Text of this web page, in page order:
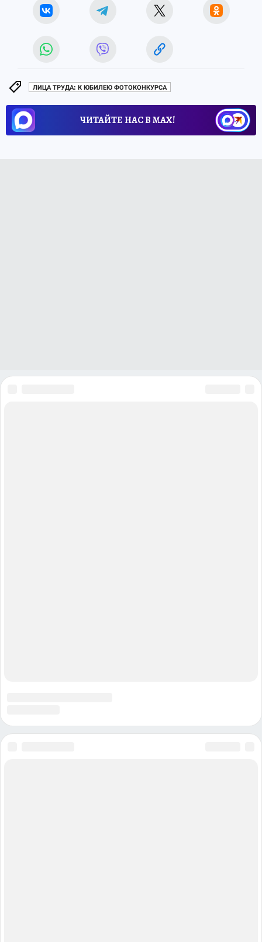
ЛИЦА ТРУДА: К ЮБИЛЕЮ ФОТОКОНКУРСА
ЧИТАЙТЕ НАС В МАХ!